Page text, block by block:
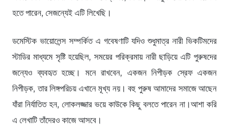
হতে পারেন, সেজন্যেই এটি লিখেছি।
ডমেস্টিক ভায়োলেন্স সম্পর্কিত এ গবেষণাটি যদিও শুধুমাত্র নারী ভিকটিমদের
স্টাডির মাধ্যমে সৃষ্টি হয়েছিল, সময়ের পরিক্রমায় নারী ছাড়িয়ে এটি পুরুষদের
জন্যেও ব্যবহৃত হচ্ছে। মনে রাখবেন, একজন নিপীড়ক স্রেফ একজন
নিপীড়ক, তার লিঙ্গপরিচয় এখানে মূখ্য নয়। বহু পুরুষ আমাদের সমাজে আছেন
যাঁরা নির্যাতিত হন, লোকলজ্জার ভয়ে কাউকে কিছু বলতে পারেন না।আশা করি
এ লেখাটি তাঁদেরও কাজে আসবে।